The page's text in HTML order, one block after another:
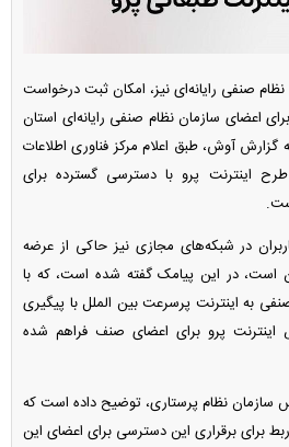
صنفی رایانه‌ای نیز، امکان ثبت درخواست
اعضای سازمان نظام صنفی رایانه‌ای استان
گزارش آوش، طبق اعلام مرکز فناوری اطلاعات
اینترنت پرو با دسترسی گسترده برای
در شبکه‌های مجازی نیز حاکی از عرضه
است، در این پیامک گفته شده است، که با
به اینترنت پرسرعت بین الملل با پیگیری
پرو برای اعضای صنف فراهم شده
سازمان نظام پرستاری، توضیح داده است که
برای برقراری این دسترسی برای اعضای این